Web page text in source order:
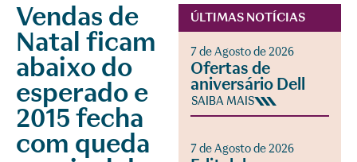
Vendas de
Natal ficam
abaixo do
esperado e
2015 fecha
com queda
ÚLTIMAS NOTÍCIAS
7 de Agosto de 2026
Ofertas de
aniversário Dell
SAIBA MAIS
7 de Agosto de 2026